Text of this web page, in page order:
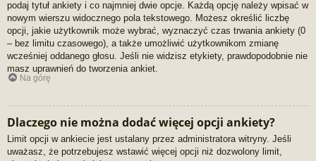
podaj tytuł ankiety i co najmniej dwie opcje. Każdą opcję należy wpisać w
nowym wierszu widocznego pola tekstowego. Możesz określić liczbę
opcji, jakie użytkownik może wybrać, wyznaczyć czas trwania ankiety (0
– bez limitu czasowego), a także umożliwić użytkownikom zmianę
wcześniej oddanego głosu. Jeśli nie widzisz etykiety, prawdopodobnie nie
masz uprawnień do tworzenia ankiet.
Na górę
Dlaczego nie można dodać więcej opcji ankiety?
Limit opcji w ankiecie jest ustalany przez administratora witryny. Jeśli
uważasz, że potrzebujesz wstawić więcej opcji niż dozwolony limit,